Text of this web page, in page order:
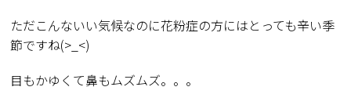
ただこんないい気候なのに花粉症の方にはとっても辛い季
節ですね(>_<)
目もかゆくて鼻もムズムズ。。。